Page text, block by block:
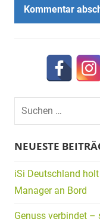
Suchen
nach:
NEUESTE
iSi Deutschland
Manager an Bord
Genuss verbindet